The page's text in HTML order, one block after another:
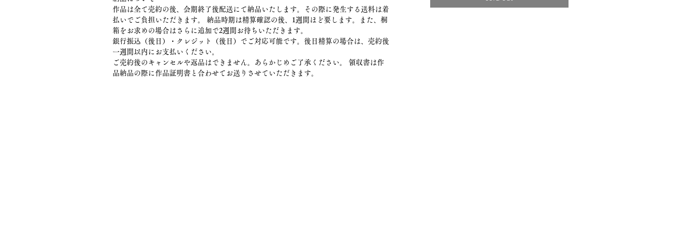
作品は全て売約の後、会期終了後配送にて納品いたします。その際に発生する送料は着
払いでご負担いただきます。 納品時期は精算確認の後、1週間ほど要します。また、桐
箱をお求めの場合はさらに追加で2週間お待ちいただきます。
銀行振込（後日）・クレジット（後日）でご対応可能です。後日精算の場合は、売約後
一週間以内にお支払いください。
ご売約後のキャンセルや返品はできません。あらかじめご了承ください。 領収書は作
品納品の際に作品証明書と合わせてお送りさせていただきます。